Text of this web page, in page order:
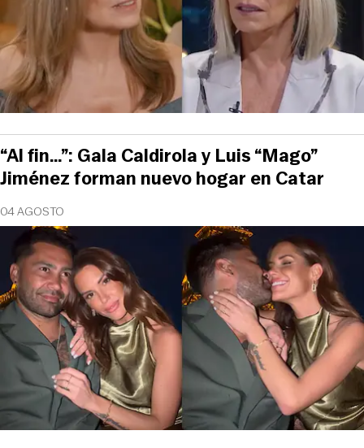
04 AGOSTO
“Al fin…”: Gala Caldirola y Luis “Mago”
Jiménez forman nuevo hogar en Catar